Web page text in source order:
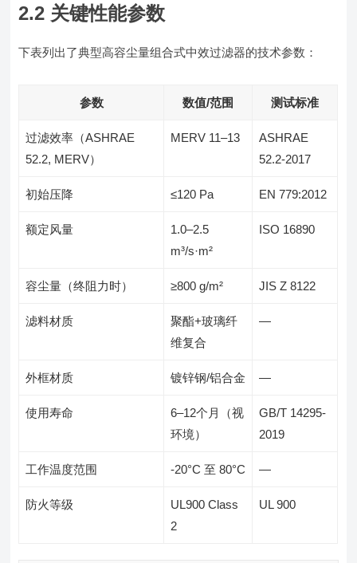
2.2 关键性能参数
下表列出了典型高容尘量组合式中效过滤器的技术参数：
参数 数值/范围 测试标准
过滤效率（ASHRAE
52.2, MERV）
MERV 11–13
ASHRAE
52.2-2017
初始压降 ≤120 Pa EN 779:2012
额定风量
1.0–2.5
m³/s·m²
ISO 16890
容尘量（终阻力时） ≥800 g/m² JIS Z 8122
滤料材质
聚酯+玻璃纤
维复合
—
外框材质 镀锌钢/铝合金 —
使用寿命
6–12个月（视
环境）
GB/T 14295-
2019
工作温度范围 -20°C 至 80°C —
防火等级
UL900 Class
2
UL 900